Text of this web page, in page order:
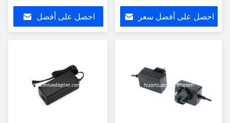
احصل على أفضل احصل على أفضل سعر